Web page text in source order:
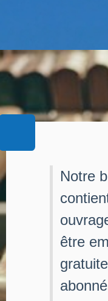
Notre
être